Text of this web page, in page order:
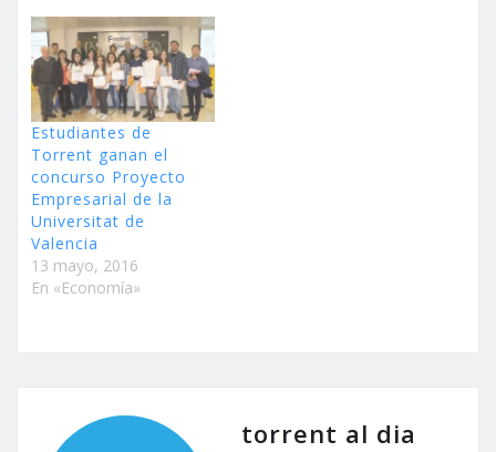
Estudiantes de
Torrent ganan el
concurso Proyecto
Empresarial de la
Universitat de
Valencia
13 mayo, 2016
En «Economía»
torrent al dia